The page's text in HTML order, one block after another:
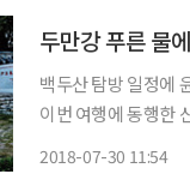
두만강 푸른 물에
백두산 탐방 일정에
이번 여행에 동행한 신
2018-07-30 11:54